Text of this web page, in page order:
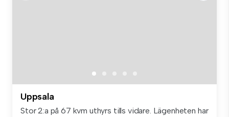
Uppsala
Stor 2:a på 67 kvm uthyrs tills vidare. Lägenheten har